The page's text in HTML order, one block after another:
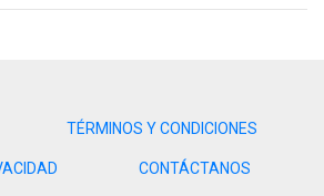
TÉRMINOS Y CONDICIONES
CONTÁCTANOS